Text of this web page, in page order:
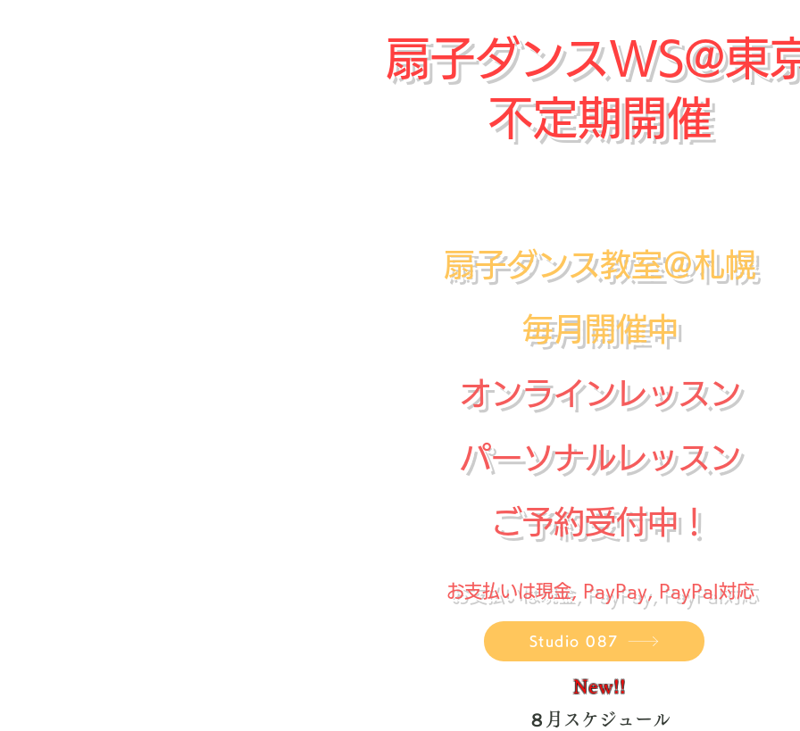
扇子ダンスWS@東
​不定期開催
​扇子ダンス教室＠札幌
毎月開催中
オンラインレッスン
​パーソナルレッスン
ご予約受付中！
お支払いは現金, PayPay, ​PayPal対応
Studio 087
New!!
８月スケジュール